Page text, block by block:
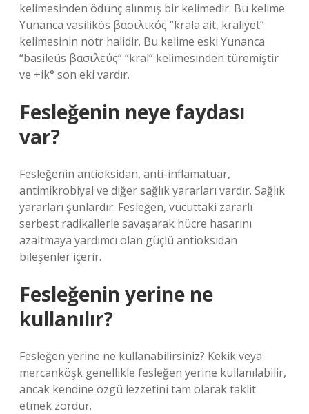
kelimesinden ödünç alınmış bir kelimedir. Bu kelime
Yunanca vasilikós βασιλικός “krala ait, kraliyet”
kelimesinin nötr halidir. Bu kelime eski Yunanca
“basileús βασιλεύς” “kral” kelimesinden türemiştir
ve +ik° son eki vardır.
Fesleğenin neye faydası
var?
Fesleğenin antioksidan, anti-inflamatuar,
antimikrobiyal ve diğer sağlık yararları vardır. Sağlık
yararları şunlardır: Fesleğen, vücuttaki zararlı
serbest radikallerle savaşarak hücre hasarını
azaltmaya yardımcı olan güçlü antioksidan
bileşenler içerir.
Fesleğenin yerine ne
kullanılır?
Fesleğen yerine ne kullanabilirsiniz? Kekik veya
mercanköşk genellikle fesleğen yerine kullanılabilir,
ancak kendine özgü lezzetini tam olarak taklit
etmek zordur.